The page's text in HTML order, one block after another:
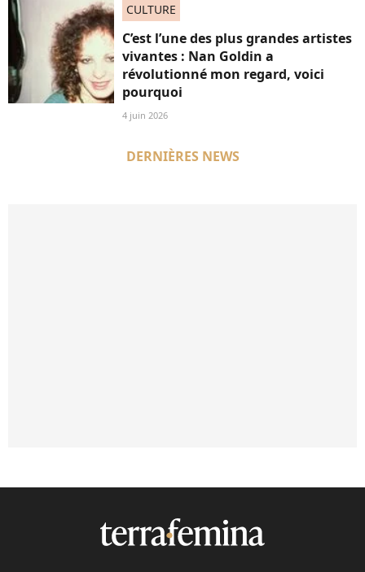
CULTURE
C’est l’une des plus grandes artistes
vivantes : Nan Goldin a
révolutionné mon regard, voici
pourquoi
4 juin 2026
DERNIÈRES NEWS